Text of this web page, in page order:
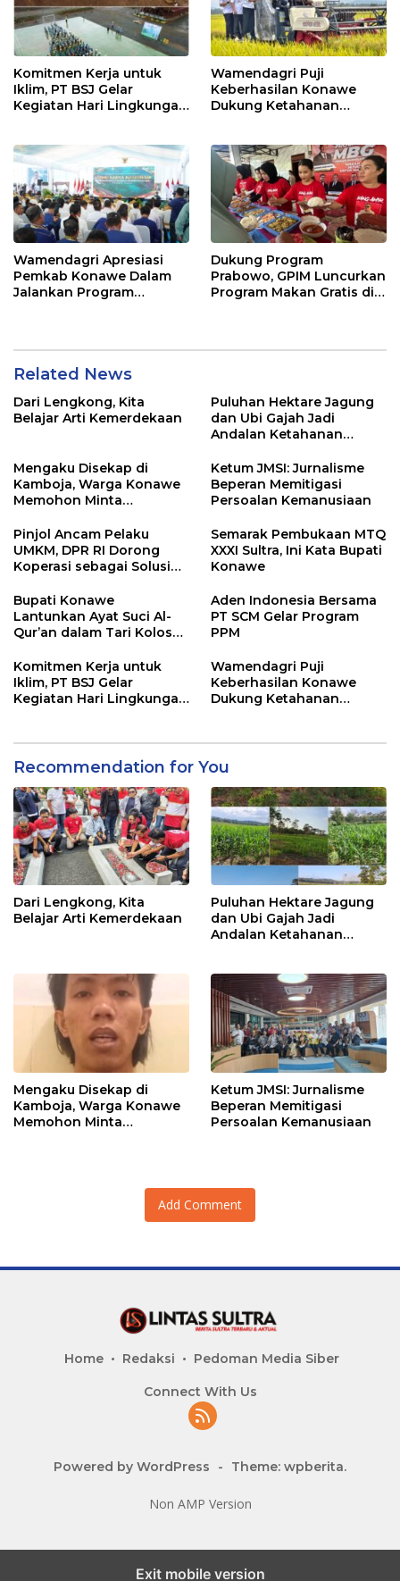
Komitmen Kerja untuk
Iklim, PT BSJ Gelar
Kegiatan Hari Lingkungan
Wamendagri Puji
Keberhasilan Konawe
Dukung Ketahanan
Wamendagri Apresiasi
Pemkab Konawe Dalam
Jalankan Program
Dukung Program
Prabowo, GPIM Luncurkan
Program Makan Gratis di
Related News
Dari Lengkong, Kita
Belajar Arti Kemerdekaan
Puluhan Hektare Jagung
dan Ubi Gajah Jadi
Andalan Ketahanan
Mengaku Disekap di
Kamboja, Warga Konawe
Memohon Minta
Ketum JMSI: Jurnalisme
Beperan Memitigasi
Persoalan Kemanusiaan
Pinjol Ancam Pelaku
UMKM, DPR RI Dorong
Koperasi sebagai Solusi
Semarak Pembukaan MTQ
XXXI Sultra, Ini Kata Bupati
Konawe
Bupati Konawe
Lantunkan Ayat Suci Al-
Qur’an dalam Tari Kolosal
Sultra
Aden Indonesia Bersama
PT SCM Gelar Program
PPM
Komitmen Kerja untuk
Iklim, PT BSJ Gelar
Kegiatan Hari Lingkungan
Wamendagri Puji
Keberhasilan Konawe
Dukung Ketahanan
Recommendation for You
Dari Lengkong, Kita
Belajar Arti Kemerdekaan
Puluhan Hektare Jagung
dan Ubi Gajah Jadi
Andalan Ketahanan
Mengaku Disekap di
Kamboja, Warga Konawe
Memohon Minta
Ketum JMSI: Jurnalisme
Beperan Memitigasi
Persoalan Kemanusiaan
Add Comment
Home Redaksi Pedoman Media Siber
Connect With Us
Powered by WordPress - Theme: wpberita.
Non AMP Version
Exit mobile version